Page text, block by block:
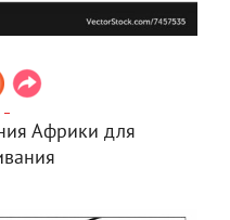
Африки для